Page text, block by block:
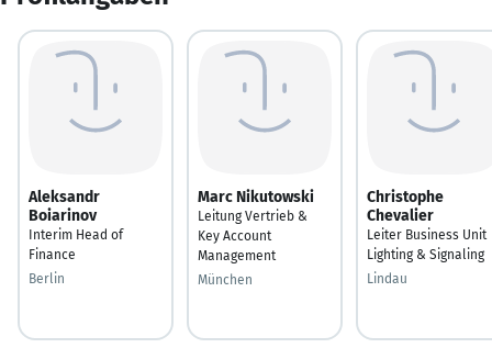
Aleksandr
Boiarinov
Interim Head of
Finance
Berlin
Marc Nikutowski
Leitung Vertrieb &
Key Account
Management
München
Christophe
Chevalier
Leiter Business Unit
Lighting & Signaling
Lindau